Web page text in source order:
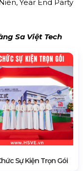
Year End Party
Sa Việt Tech
Sự Kiện Trọn Gói